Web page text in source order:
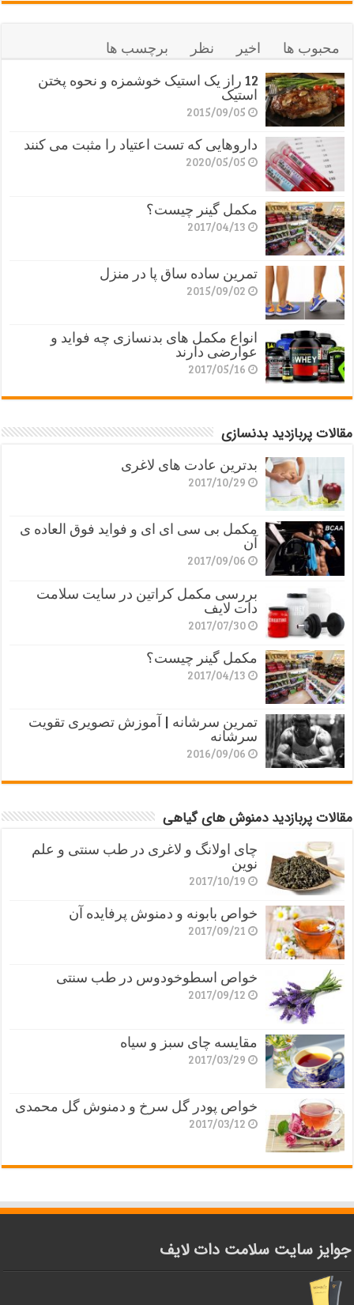
محبوب ها اخیر نظر
برچسب ها
12 راز یک استیک خوشمزه و نحوه پختن
استیک
2015/09/05
داروهایی که تست اعتیاد را مثبت می کنند
2020/05/05
مکمل گینر چیست؟
2017/04/13
تمرین ساده ساق پا در منزل
2015/09/02
انواع مکمل های بدنسازی چه فواید و
عوارضی دارند
2017/05/16
مقالات پربازدید بدنسازی
بدترین عادت های لاغری
2017/10/29
مکمل بی سی ای ای و فواید فوق العاده ی
آن
2017/09/06
بررسی مکمل کراتین در سایت سلامت
دات لایف
2017/07/30
مکمل گینر چیست؟
2017/04/13
تمرین سرشانه | آموزش تصویری تقویت
سرشانه
2016/09/06
مقالات پربازدید دمنوش های گیاهی
چای اولانگ و لاغری در طب سنتی و علم
نوین
2017/10/19
خواص بابونه و دمنوش پرفایده آن
2017/09/21
خواص اسطوخودوس در طب سنتی
2017/09/12
مقایسه چای سبز و سیاه
2017/03/29
خواص پودر گل سرخ و دمنوش گل محمدی
2017/03/12
جوایز سایت سلامت دات لایف